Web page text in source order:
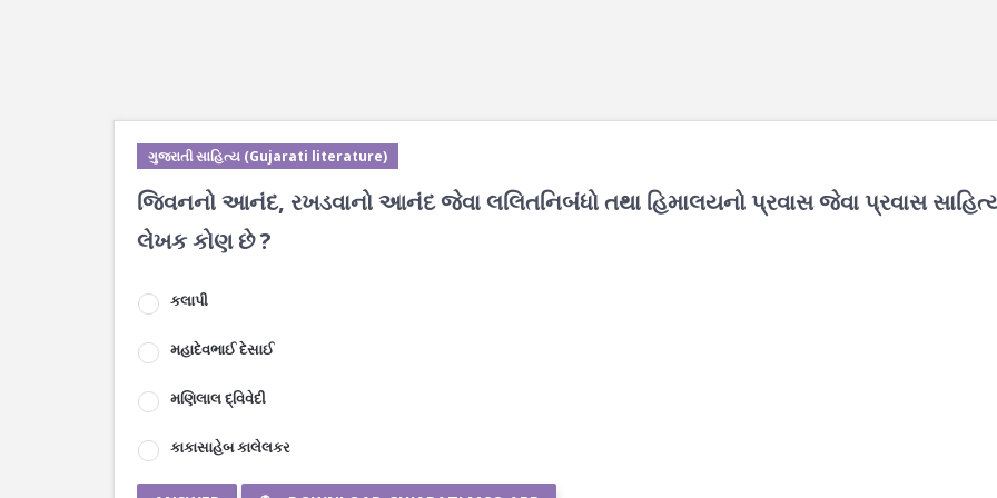
ગુજરાતી સાહિત્ય (Gujarati literature)
જિવનનો આનંદ, રખડવાનો આનંદ જેવા લલિતનિબંધો તથા હિમાલયનો પ્રવાસ જેવા પ્રવાસ
લેખક કોણ છે ?
કલાપી
મહાદેવભાઈ દેસાઈ
મણિલાલ દ્વિવેદી
કાકાસાહેબ કાલેલકર